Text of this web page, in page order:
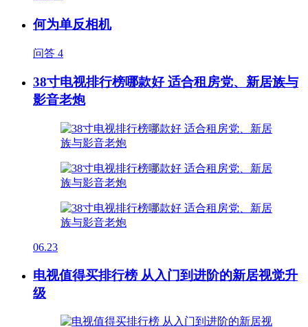
何为单反相机
问答 4
38寸电视排行榜哪款好 适合租房党、新居族与
影音老炮
06.23
电视值得买排行榜 从入门到进阶的新居视觉升
级